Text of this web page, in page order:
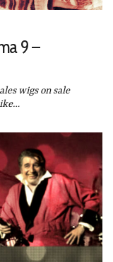
9 –
wigs on sale